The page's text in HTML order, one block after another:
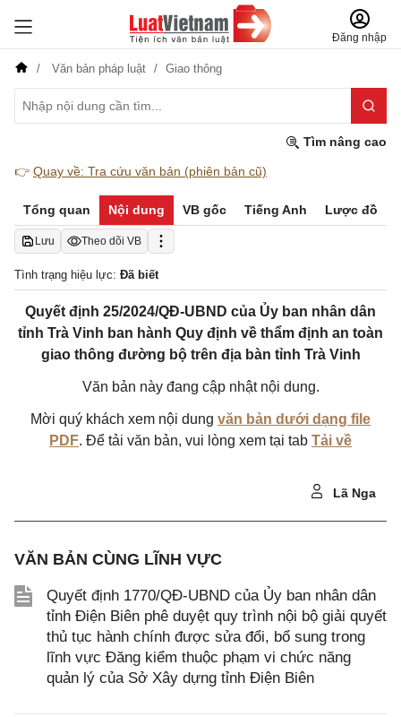
Đăng nhập
Văn bản pháp luật Giao thông
Tìm nâng cao
👉 Quay về: Tra cứu văn bản (phiên bản cũ)
Tổng quan Nội dung VB gốc Tiếng Anh Lược đồ
Lưu Theo dõi VB
Tình trạng hiệu lực: Đã biết
Quyết định 25/2024/QĐ-UBND của Ủy ban nhân dân
tỉnh Trà Vinh ban hành Quy định về thẩm định an toàn
giao thông đường bộ trên địa bàn tỉnh Trà Vinh
Văn bản này đang cập nhật nội dung.
Mời quý khách xem nội dung văn bản dưới dạng file
PDF. Để tải văn bản, vui lòng xem tại tab Tải về
Lã Nga
VĂN BẢN CÙNG LĨNH VỰC
Quyết định 1770/QĐ-UBND của Ủy ban nhân dân
tỉnh Điện Biên phê duyệt quy trình nội bộ giải quyết
thủ tục hành chính được sửa đổi, bổ sung trong
lĩnh vực Đăng kiểm thuộc phạm vi chức năng
quản lý của Sở Xây dựng tỉnh Điện Biên